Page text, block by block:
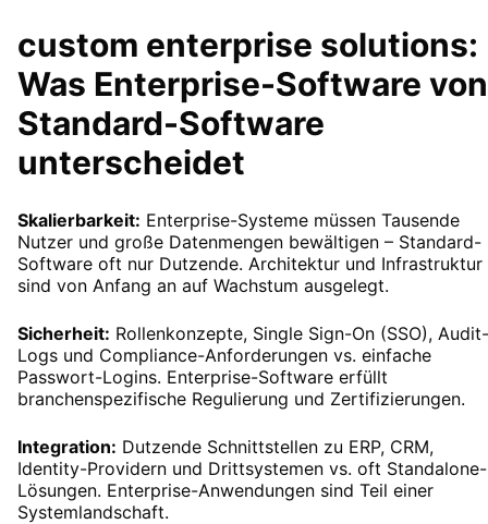
custom enterprise solutions:
Was Enterprise-Software von
Standard-Software
unterscheidet
Skalierbarkeit: Enterprise-Systeme müssen Tausende
Nutzer und große Datenmengen bewältigen – Standard-
Software oft nur Dutzende. Architektur und Infrastruktur
sind von Anfang an auf Wachstum ausgelegt.
Sicherheit: Rollenkonzepte, Single Sign-On (SSO), Audit-
Logs und Compliance-Anforderungen vs. einfache
Passwort-Logins. Enterprise-Software erfüllt
branchenspezifische Regulierung und Zertifizierungen.
Integration: Dutzende Schnittstellen zu ERP, CRM,
Identity-Providern und Drittsystemen vs. oft Standalone-
Lösungen. Enterprise-Anwendungen sind Teil einer
Systemlandschaft.